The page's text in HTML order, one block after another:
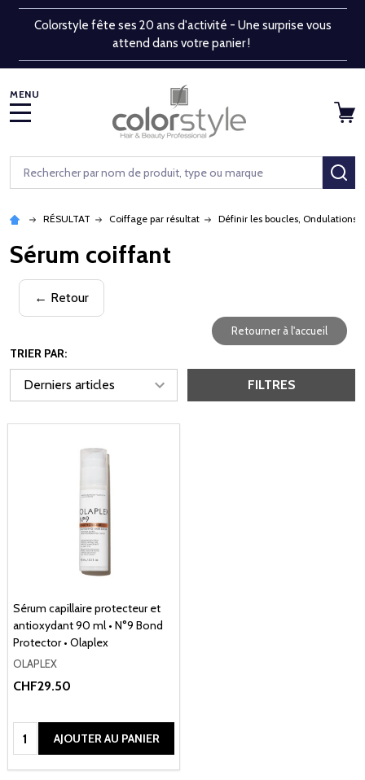
Colorstyle fête ses 20 ans d'activité - Une surprise vous
attend dans votre panier !
Rechercher
RÉSULTAT Coiffage par résultat Définir les boucles, Ondulations
Sérum coiffant
← Retour
Retourner à l'accueil
TRIER PAR:
FILTRES
Sérum capillaire protecteur et
antioxydant 90 ml • N°9 Bond
Protector • Olaplex
OLAPLEX
CHF29.50
Quantité:AJOUTER AU PANIER